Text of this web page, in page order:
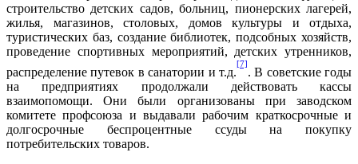
строительство детских садов, больниц, пионерских лагерей,
жилья, магазинов, столовых, домов культуры и отдыха,
туристических баз, создание библиотек, подсобных хозяйств,
проведение спортивных мероприятий, детских утренников,
распределение путевок в санатории и т.д.
[7]
. В советские годы
на предприятиях продолжали действовать кассы
взаимопомощи. Они были организованы при заводском
комитете профсоюза и выдавали рабочим краткосрочные и
долгосрочные беспроцентные ссуды на покупку
потребительских товаров.